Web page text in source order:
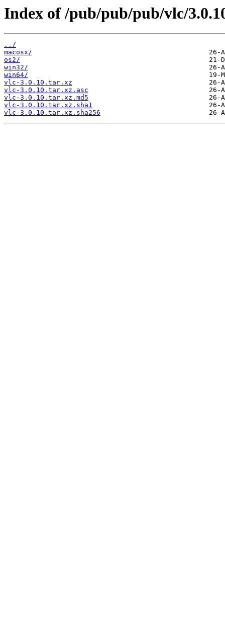
Index of /pub/pub/pub/vlc/
../
macosx/
os2/
win32/
win64/
vlc-3.0.10.tar.xz
vlc-3.0.10.tar.xz.asc
vlc-3.0.10.tar.xz.md5
vlc-3.0.10.tar.xz.sha1
vlc-3.0.10.tar.xz.sha256